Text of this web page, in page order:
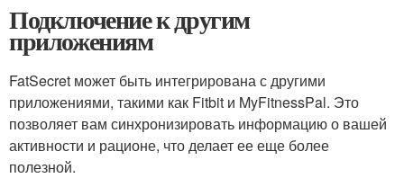
Подключение к другим
приложениям
FatSecret может быть интегрирована с другими
приложениями, такими как Fitbit и MyFitnessPal. Это
позволяет вам синхронизировать информацию о вашей
активности и рационе, что делает ее еще более
полезной.